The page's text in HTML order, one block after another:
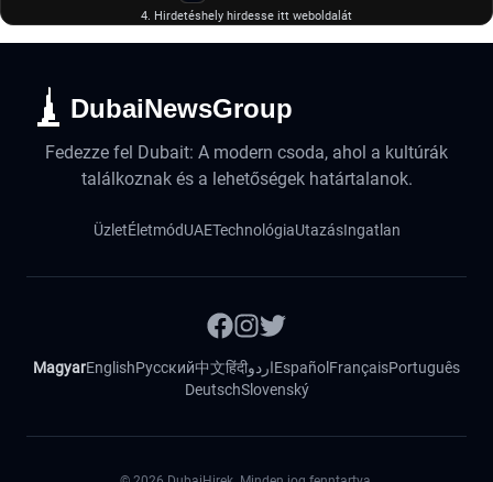
4. Hirdetéshely hirdesse itt weboldalát
DubaiNewsGroup
Fedezze fel Dubait: A modern csoda, ahol a kultúrák
találkoznak és a lehetőségek határtalanok.
ÜzletÉletmódUAETechnológiaUtazásIngatlan
MagyarEnglishРусский中文हिंदीاردوEspañol FrançaisPortuguês
DeutschSlovenský